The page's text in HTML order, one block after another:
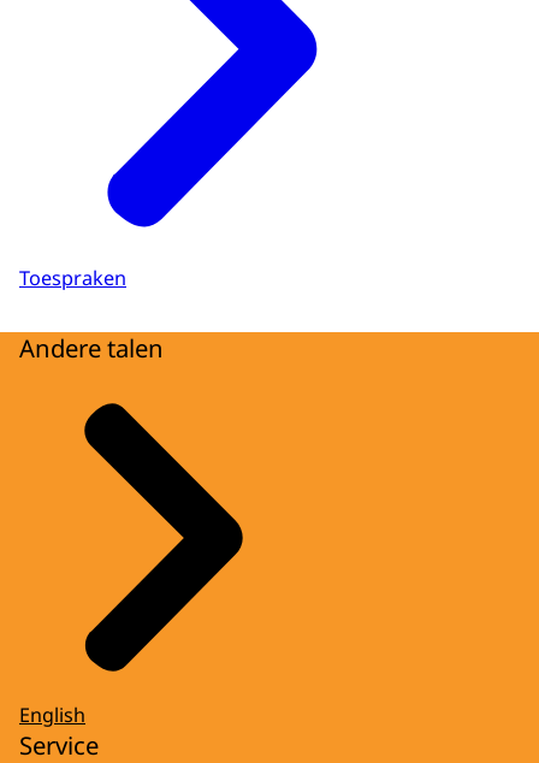
Toespraken
Andere talen
English
Service